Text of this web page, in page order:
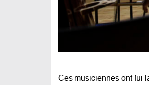
Ces musiciennes ont fui